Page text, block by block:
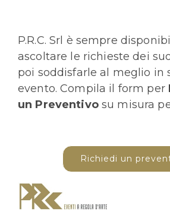
P.R.C. Srl è sempre
ascoltare le richieste dei
poi soddisfarle al meglio in
evento. Compila il form per
un Preventivosu misura
Richiedi un